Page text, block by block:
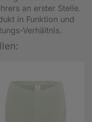
an erster Stelle.
in Funktion und
Verhältnis.